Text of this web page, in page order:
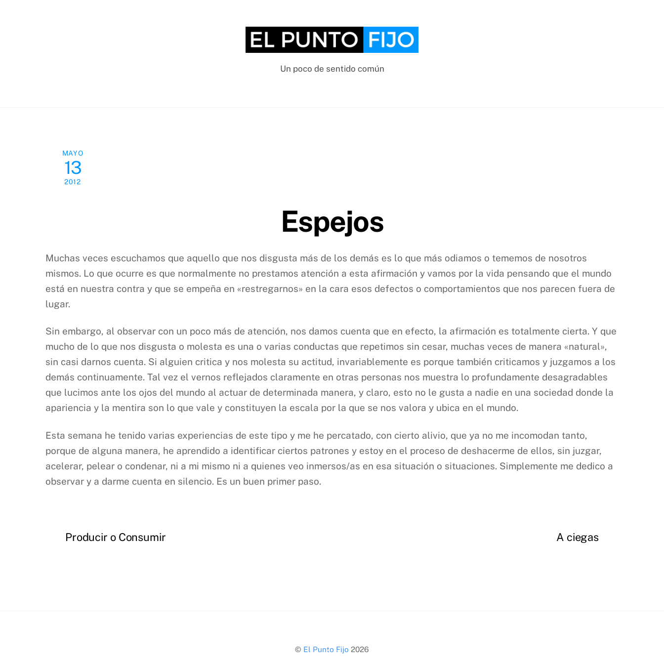
Un poco de sentido común
MAYO
13
2012
Espejos
Muchas veces escuchamos que aquello que nos disgusta más de los demás es lo que más odiamos o tememos de nosotros
mismos. Lo que ocurre es que normalmente no prestamos atención a esta afirmación y vamos por la vida pensando que el mundo
está en nuestra contra y que se empeña en «restregarnos» en la cara esos defectos o comportamientos que nos parecen fuera de
lugar.
Sin embargo, al observar con un poco más de atención, nos damos cuenta que en efecto, la afirmación es totalmente cierta. Y que
mucho de lo que nos disgusta o molesta es una o varias conductas que repetimos sin cesar, muchas veces de manera «natural»,
sin casi darnos cuenta. Si alguien critica y nos molesta su actitud, invariablemente es porque también criticamos y juzgamos a los
demás continuamente. Tal vez el vernos reflejados claramente en otras personas nos muestra lo profundamente desagradables
que lucimos ante los ojos del mundo al actuar de determinada manera, y claro, esto no le gusta a nadie en una sociedad donde la
apariencia y la mentira son lo que vale y constituyen la escala por la que se nos valora y ubica en el mundo.
Esta semana he tenido varias experiencias de este tipo y me he percatado, con cierto alivio, que ya no me incomodan tanto,
porque de alguna manera, he aprendido a identificar ciertos patrones y estoy en el proceso de deshacerme de ellos, sin juzgar,
acelerar, pelear o condenar, ni a mi mismo ni a quienes veo inmersos/as en esa situación o situaciones. Simplemente me dedico a
observar y a darme cuenta en silencio. Es un buen primer paso.
Producir o Consumir A ciegas
Back
© El Punto Fijo 2026